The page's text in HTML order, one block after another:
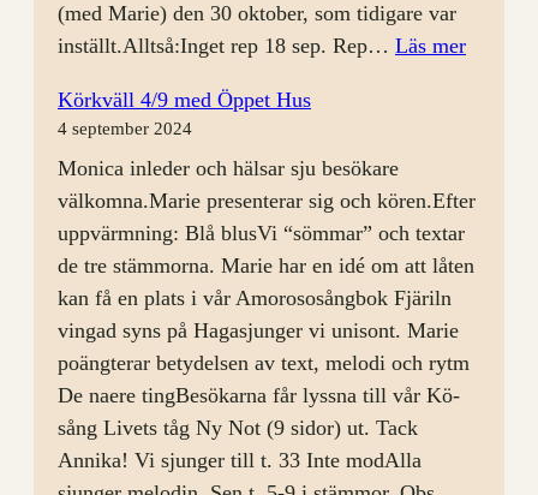
(med Marie) den 30 oktober, som tidigare var
inställt.Alltså:Inget rep 18 sep. Rep… Läs mer:
Körkväll 4/9 med Öppet Hus
4 september 2024
Monica inleder och hälsar sju besökare
välkomna.Marie presenterar sig och kören.Efter
uppvärmning: Blå blusVi “sömmar” och textar
de tre stämmorna. Marie har en idé om att låten
kan få en plats i vår Amorososångbok Fjäriln
vingad syns på Hagasjunger vi unisont. Marie
poängterar betydelsen av text, melodi och rytm
De naere tingBesökarna får lyssna till vår Kö-
sång Livets tåg Ny Not (9 sidor) ut. Tack
Annika! Vi sjunger till t. 33 Inte modAlla